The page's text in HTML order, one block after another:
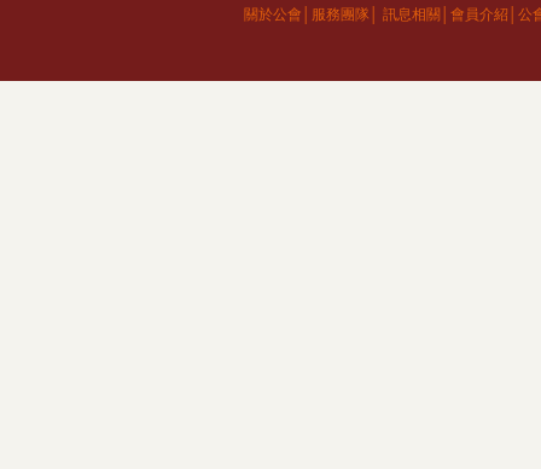
關於公會│ 服務團隊│ 訊息相關│ 會員介紹│ 公